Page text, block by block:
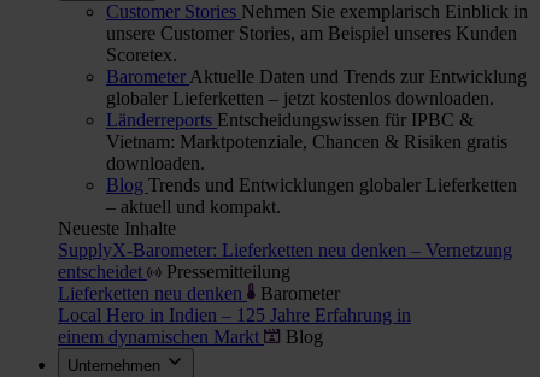
Customer Stories Nehmen Sie exemplarisch Einblick in
unsere Customer Stories, am Beispiel unseres Kunden
Scoretex.
Barometer Aktuelle Daten und Trends zur Entwicklung
globaler Lieferketten – jetzt kostenlos downloaden.
Länderreports Entscheidungswissen für IPBC &
Vietnam: Marktpotenziale, Chancen & Risiken gratis
downloaden.
Blog Trends und Entwicklungen globaler Lieferketten
– aktuell und kompakt.
Neueste Inhalte
SupplyX-Barometer: Lieferketten neu denken – Vernetzung
entscheidet
Pressemitteilung
Lieferketten neu denken
Barometer
Local Hero in Indien – 125 Jahre Erfahrung in
einem dynamischen Markt
Blog
Unternehmen